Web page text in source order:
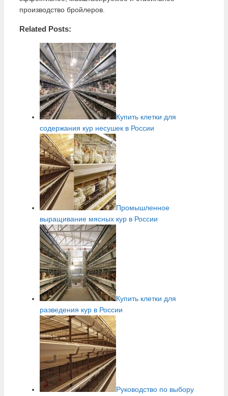
производство бройлеров.
Related Posts:
Купить клетки для
содержания кур несушек в России
Промышленное
выращивание мясных кур в России
Купить клетки для
разведения кур в России
Руководство по выбору